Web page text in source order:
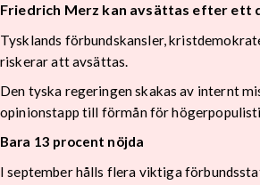
Friedrich Merz kan avsättas efter ett
Tysklands förbundskansler,
riskerar att avsättas.
Den tyska regeringen skakas av internt
opinionstapp till förmån för
Bara 13 procent nöjda
I september hålls flera viktiga